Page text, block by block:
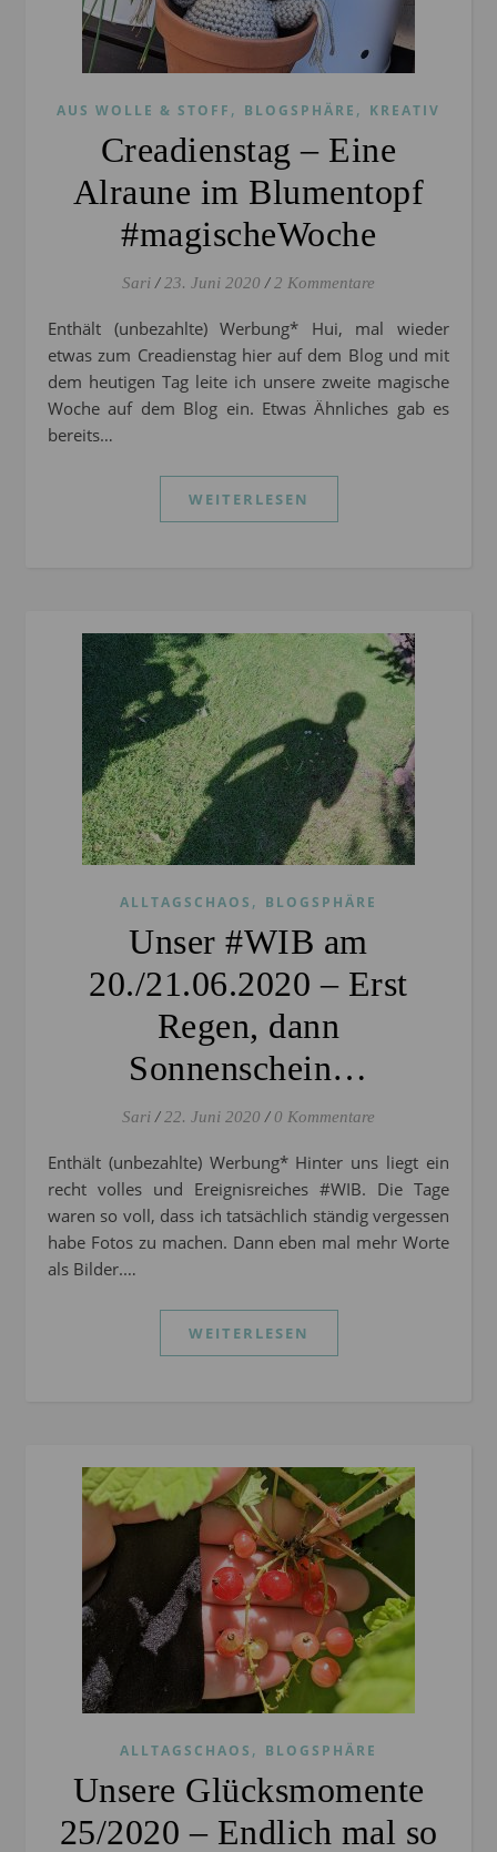
AUS WOLLE & STOFF , BLOGSPHÄRE , KREATIV
Creadienstag – Eine
Alraune im Blumentopf
#magischeWoche
Sari / 23. Juni 2020 / 2 Kommentare
Enthält (unbezahlte) Werbung* Hui, mal wieder
etwas zum Creadienstag hier auf dem Blog und mit
dem heutigen Tag leite ich unsere zweite magische
Woche auf dem Blog ein. Etwas Ähnliches gab es
bereits…
WEITERLESEN
ALLTAGSCHAOS , BLOGSPHÄRE
Unser #WIB am
20./21.06.2020 – Erst
Regen, dann
Sonnenschein…
Sari / 22. Juni 2020 / 0 Kommentare
Enthält (unbezahlte) Werbung* Hinter uns liegt ein
recht volles und Ereignisreiches #WIB. Die Tage
waren so voll, dass ich tatsächlich ständig vergessen
habe Fotos zu machen. Dann eben mal mehr Worte
als Bilder.…
WEITERLESEN
ALLTAGSCHAOS , BLOGSPHÄRE
Unsere Glücksmomente
25/2020 – Endlich mal so